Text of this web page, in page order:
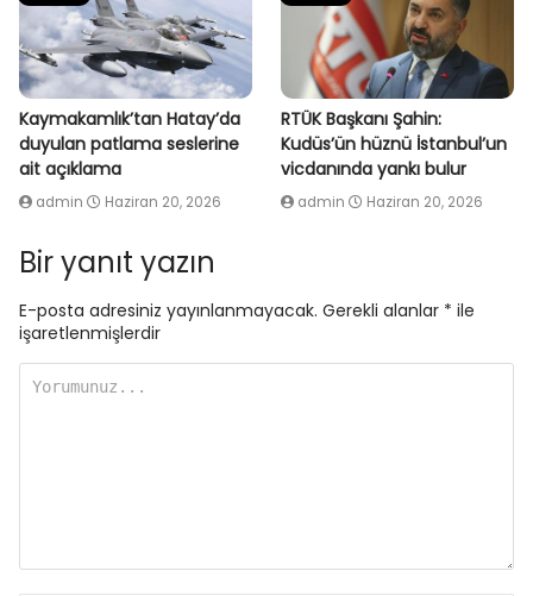
Kaymakamlık’tan Hatay’da
duyulan patlama seslerine
ait açıklama
admin Haziran 20, 2026
RTÜK Başkanı Şahin:
Kudüs’ün hüznü İstanbul’un
vicdanında yankı bulur
admin Haziran 20, 2026
Bir yanıt yazın
E-posta adresiniz yayınlanmayacak. Gerekli alanlar * ile
işaretlenmişlerdir